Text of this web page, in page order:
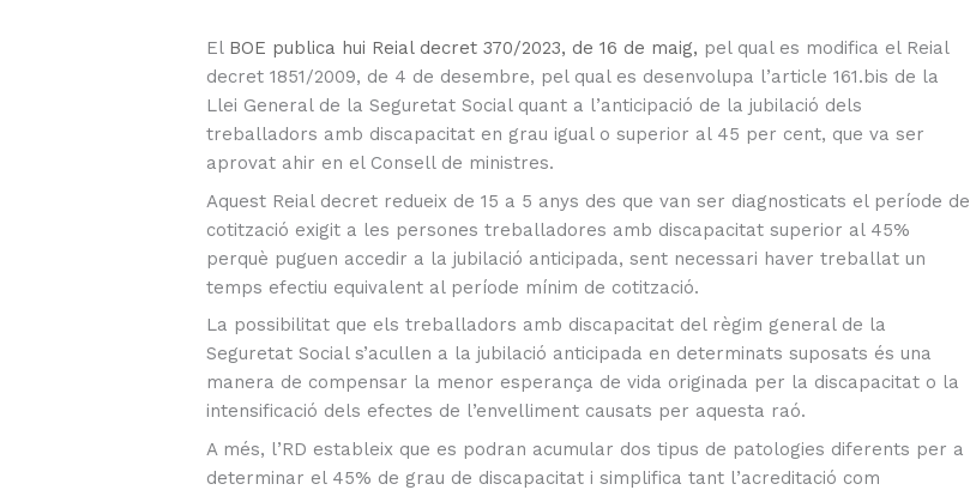
El BOE publica hui Reial decret 370/2023, de 16 de maig, pel qual es modifica el Reial
decret 1851/2009, de 4 de desembre, pel qual es desenvolupa l’article 161.bis de la
Llei General de la Seguretat Social quant a l’anticipació de la jubilació dels
treballadors amb discapacitat en grau igual o superior al 45 per cent, que va ser
aprovat ahir en el Consell de ministres.
Aquest Reial decret redueix de 15 a 5 anys des que van ser diagnosticats el període de
cotització exigit a les persones treballadores amb discapacitat superior al 45%
perquè puguen accedir a la jubilació anticipada, sent necessari haver treballat un
temps efectiu equivalent al període mínim de cotització.
La possibilitat que els treballadors amb discapacitat del règim general de la
Seguretat Social s’acullen a la jubilació anticipada en determinats suposats és una
manera de compensar la menor esperança de vida originada per la discapacitat o la
intensificació dels efectes de l’envelliment causats per aquesta raó.
A més, l’RD estableix que es podran acumular dos tipus de patologies diferents per a
determinar el 45% de grau de discapacitat i simplifica tant l’acreditació com